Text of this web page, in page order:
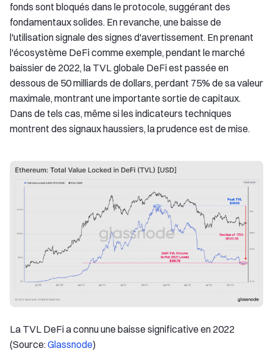
fonds sont bloqués dans le protocole, suggérant des
fondamentaux solides. En revanche, une baisse de
l'utilisation signale des signes d'avertissement. En prenant
l'écosystème DeFi comme exemple, pendant le marché
baissier de 2022, la TVL globale DeFi est passée en
dessous de 50 milliards de dollars, perdant 75% de sa valeur
maximale, montrant une importante sortie de capitaux.
Dans de tels cas, même si les indicateurs techniques
montrent des signaux haussiers, la prudence est de mise.
La TVL DeFi a connu une baisse significative en 2022
(Source:Glassnode)